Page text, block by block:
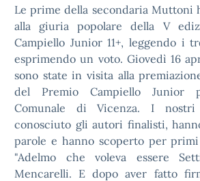
Le prime della secondaria Muttoni
alla giuria popolare della V
Campiello Junior 11+, leggendo i
esprimendo un voto. Giovedì 16
sono state in visita alla
del Premio Campiello Junior
Comunale di Vicenza. I
conosciuto gli autori finalisti,
parole e hanno scoperto per
"Adelmo che voleva essere
Mencarelli. E dopo aver fatto